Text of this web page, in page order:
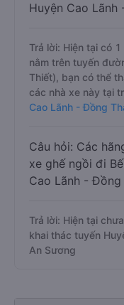
Huyện Cao Lãnh
Trả lời: Hiện tại có
nằm trên tuyến
Thiết), bạn có thể
các nhà xe này tại
Cao Lãnh - Đồng
Câu hỏi: Các
xe ghế ngồi đi
Cao Lãnh - Đồng
Trả lời: Hiện tại
khai thác tuyến
An Sương